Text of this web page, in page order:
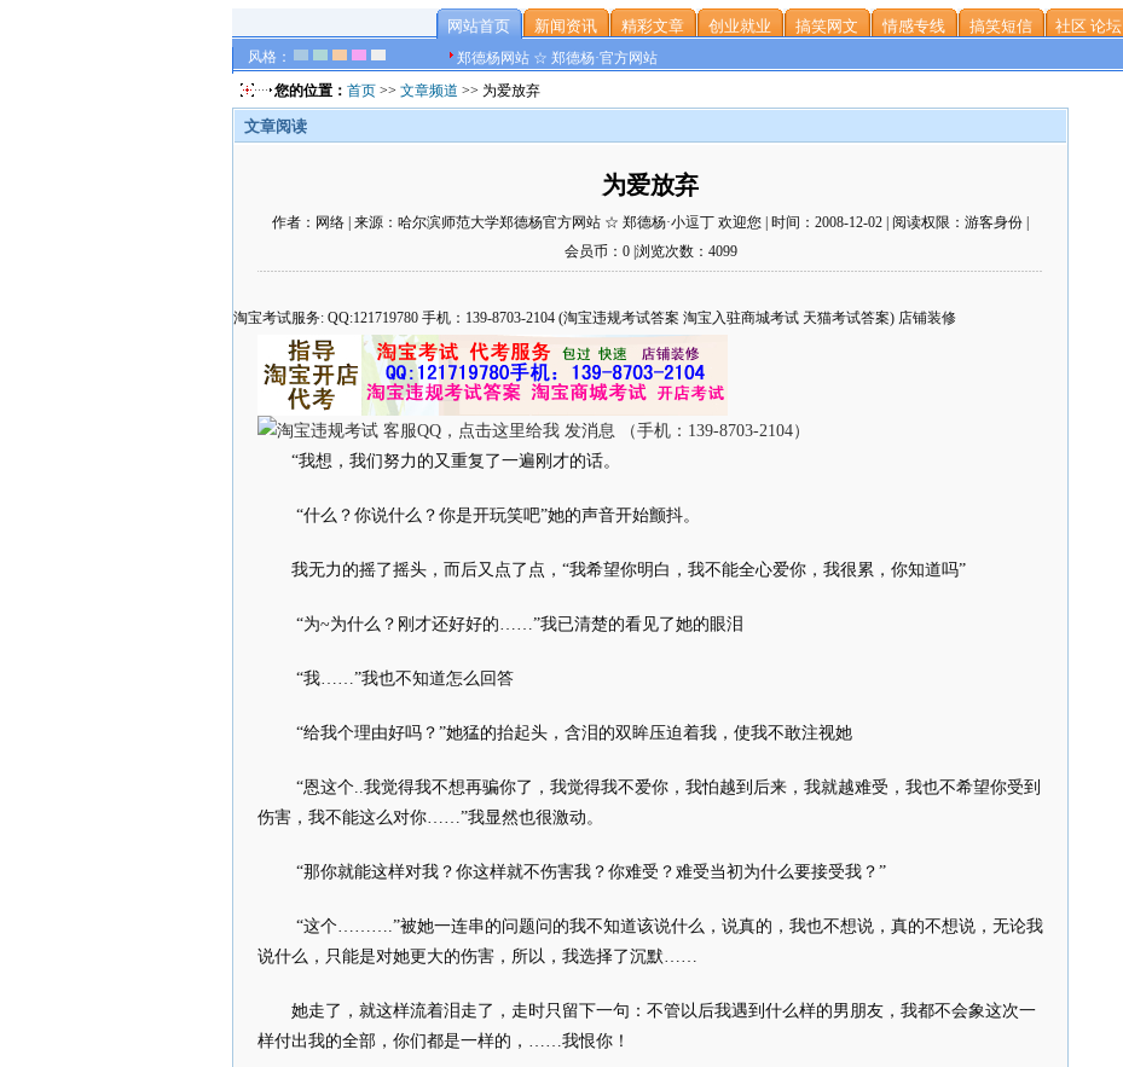
风格：
网站首页 新闻资讯 精彩文章 创业就业 搞笑网文 情感专线 搞笑短信 社区 论坛
郑德杨网站 ☆ 郑德杨·官方网站
您的位置： 首页 >> 文章频道 >> 为爱放弃
文章阅读
为爱放弃
作者：网络 | 来源：哈尔滨师范大学郑德杨官方网站 ☆ 郑德杨·小逗丁 欢迎您 | 时间：2008-12-02 | 阅读权限：游客身份 |
会员币：0 |浏览次数：4099
淘宝考试服务: QQ:121719780 手机：139-8703-2104 (淘宝违规考试答案 淘宝入驻商城考试 天猫考试答案) 店铺装修
“我想，我们努力的又重复了一遍刚才的话。
“什么？你说什么？你是开玩笑吧”她的声音开始颤抖。
我无力的摇了摇头，而后又点了点，“我希望你明白，我不能全心爱你，我很累，你知道吗”
“为~为什么？刚才还好好的……”我已清楚的看见了她的眼泪
“我……”我也不知道怎么回答
“给我个理由好吗？”她猛的抬起头，含泪的双眸压迫着我，使我不敢注视她
“恩这个..我觉得我不想再骗你了，我觉得我不爱你，我怕越到后来，我就越难受，我也不希望你受到
伤害，我不能这么对你……”我显然也很激动。
“那你就能这样对我？你这样就不伤害我？你难受？难受当初为什么要接受我？”
“这个……….”被她一连串的问题问的我不知道该说什么，说真的，我也不想说，真的不想说，无论我
说什么，只能是对她更大的伤害，所以，我选择了沉默……
她走了，就这样流着泪走了，走时只留下一句：不管以后我遇到什么样的男朋友，我都不会象这次一
样付出我的全部，你们都是一样的，……我恨你！